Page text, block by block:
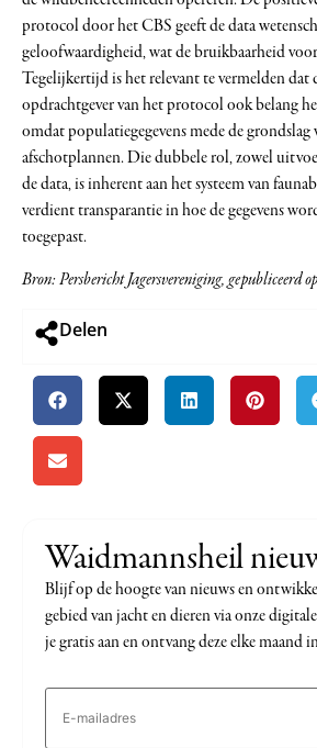
protocol door het CBS geeft de data
geloofwaardigheid, wat de bruikbaarheid
Tegelijkertijd is het relevant te vermelden dat
opdrachtgever van het protocol ook belang
omdat populatiegegevens mede de
afschotplannen. Die dubbele rol, zowel
de data, is inherent aan het systeem van
verdient transparantie in hoe de gegevens
toegepast.
Bron: Persbericht Jagersvereniging, gepubliceerd
Delen
Waidmannsheil
Blijf op de hoogte van nieuws en
gebied van jacht en dieren via onze
je gratis aan en ontvang deze elke maand
E-
mailadres